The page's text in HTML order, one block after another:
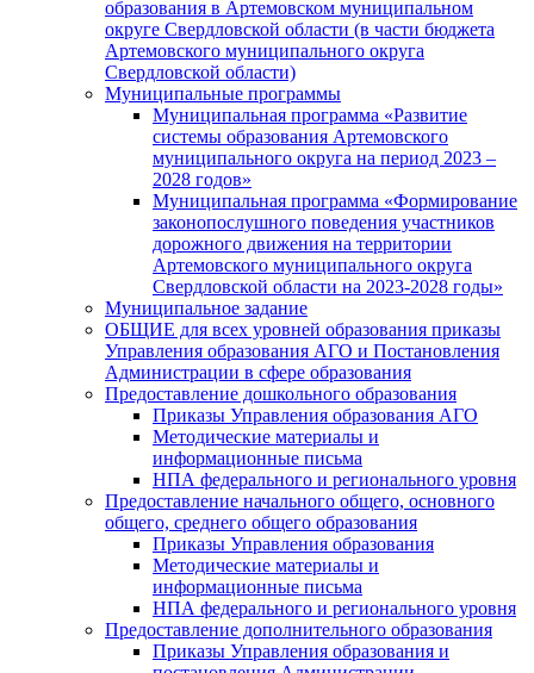
образования в Артемовском муниципальном
округе Свердловской области (в части бюджета
Артемовского муниципального округа
Свердловской области)
Муниципальные программы
Муниципальная программа «Развитие
системы образования Артемовского
муниципального округа на период 2023 –
2028 годов»
Муниципальная программа «Формирование
законопослушного поведения участников
дорожного движения на территории
Артемовского муниципального округа
Свердловской области на 2023-2028 годы»
Муниципальное задание
ОБЩИЕ для всех уровней образования приказы
Управления образования АГО и Постановления
Администрации в сфере образования
Предоставление дошкольного образования
Приказы Управления образования АГО
Методические материалы и
информационные письма
НПА федерального и регионального уровня
Предоставление начального общего, основного
общего, среднего общего образования
Приказы Управления образования
Методические материалы и
информационные письма
НПА федерального и регионального уровня
Предоставление дополнительного образования
Приказы Управления образования и